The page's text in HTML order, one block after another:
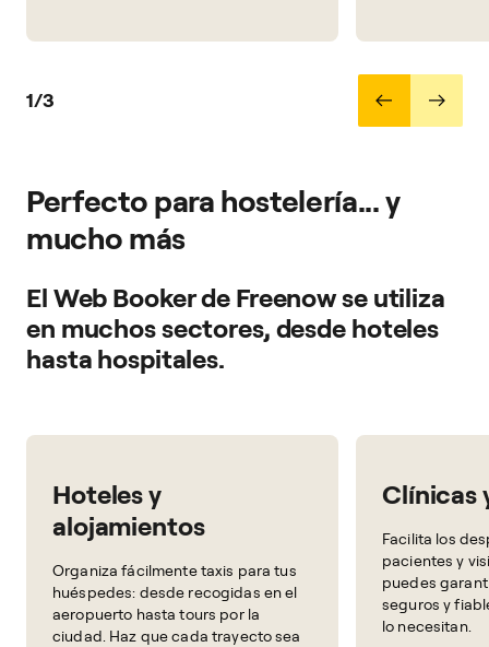
1/3
Perfecto para hostelería... y
mucho más
El Web Booker de Freenow se utiliza
en muchos sectores, desde hoteles
hasta hospitales.
Hoteles y
alojamientos
Organiza fácilmente taxis para tus
huéspedes: desde recogidas en el
aeropuerto hasta tours por la
ciudad. Haz que cada trayecto sea
Clínicas
Facilita los
pacientes y
puedes
seguros y
lo necesitan.